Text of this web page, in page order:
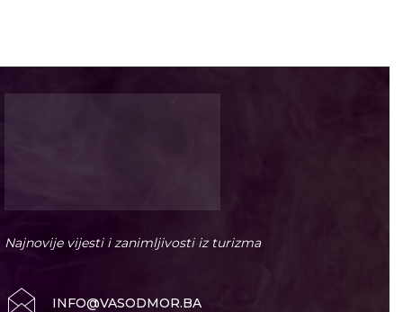
Najnovije vijesti i zanimljivosti iz turizma
INFO@VASODMOR.BA